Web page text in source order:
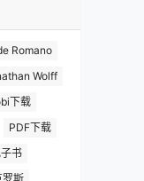
Romano
Wolff
下载
PDF下载
书